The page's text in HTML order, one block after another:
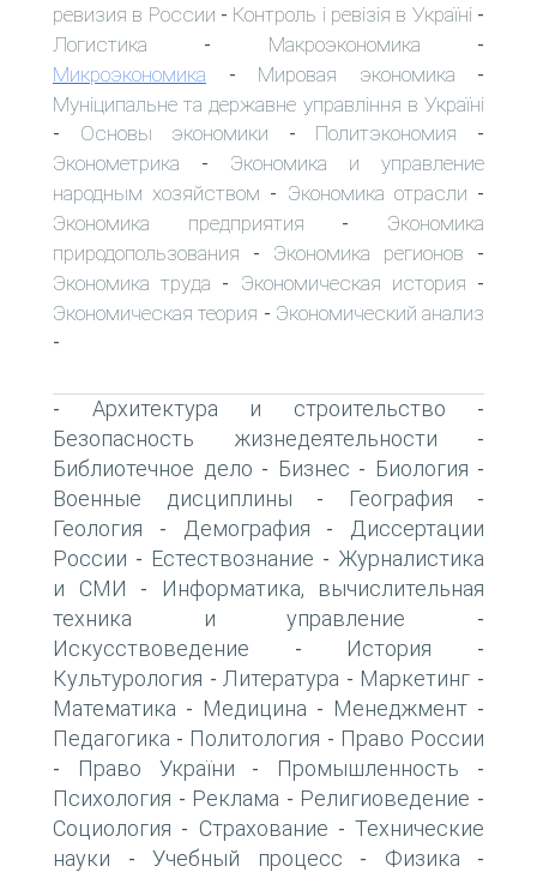
ревизия в России - Контроль і ревізія в Україні -
Логистика - Макроэкономика -
Микроэкономика - Мировая экономика -
Муніципальне та державне управління в Україні
- Основы экономики - Политэкономия -
Эконометрика - Экономика и управление
народным хозяйством - Экономика отрасли -
Экономика предприятия - Экономика
природопользования - Экономика регионов -
Экономика труда - Экономическая история -
Экономическая теория - Экономический анализ
-
- Архитектура и строительство -
Безопасность жизнедеятельности -
Библиотечное дело - Бизнес - Биология -
Военные дисциплины - География -
Геология - Демография -
Диссертации
России - Естествознание - Журналистика
и СМИ -
Информатика, вычислительная
техника и управление -
Искусствоведение - История -
Культурология - Литература - Маркетинг -
Математика - Медицина - Менеджмент -
Педагогика - Политология - Право России
- Право України - Промышленность -
Психология - Реклама - Религиоведение -
Социология - Страхование - Технические
науки - Учебный процесс - Физика -